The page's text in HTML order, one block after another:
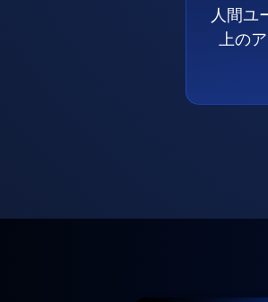
人間ユ
上の